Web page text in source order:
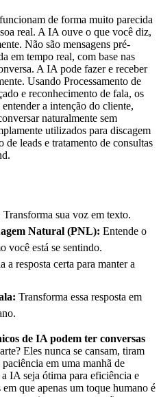
de forma muito parecida
real. A IA ouve o que você diz,
Não são mensagens pré-
em tempo real, com base nas
A IA pode fazer e receber
Usando Processamento de
e reconhecimento de fala, os
a intenção do cliente,
naturalmente sem
utilizados para discagem
leads e tratamento de consultas
Transforma sua voz em texto.
Natural (PNL): Entende o
você está se sentindo.
a resposta certa para manter a
Transforma essa resposta em
de IA podem ter conversas
Eles nunca se cansam, tiram
em uma manhã de
IA seja ótima para eficiência e
que apenas um toque humano é